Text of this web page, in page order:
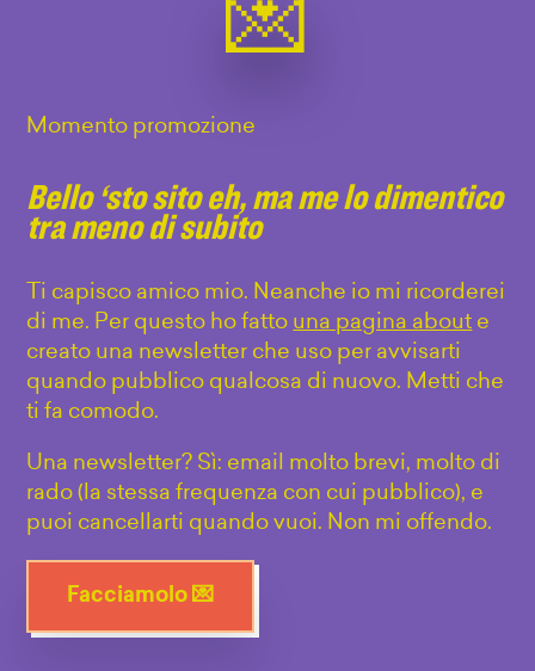
Momento promozione
Bello ‘sto sito eh, ma me lo dimentico
tra meno di subito
Ti capisco amico mio. Neanche io mi ricorderei
di me. Per questo ho fatto una pagina about e
creato una newsletter che uso per avvisarti
quando pubblico qualcosa di nuovo. Metti che
ti fa comodo.
Una newsletter? Sì: email molto brevi, molto di
rado (la stessa frequenza con cui pubblico), e
puoi cancellarti quando vuoi. Non mi offendo.
Facciamolo 💌